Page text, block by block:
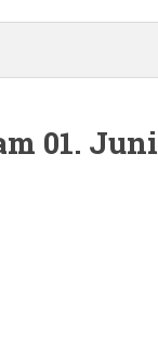
01. Juni